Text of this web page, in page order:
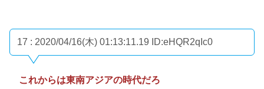
17 : 2020/04/16(木) 01:13:11.19 ID:eHQR2qIc0
これからは東南アジアの時代だろ